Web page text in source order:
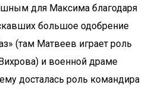
для Максима благодаря
большое одобрение
(там Матвеев играет роль
и военной драме
досталась роль командира